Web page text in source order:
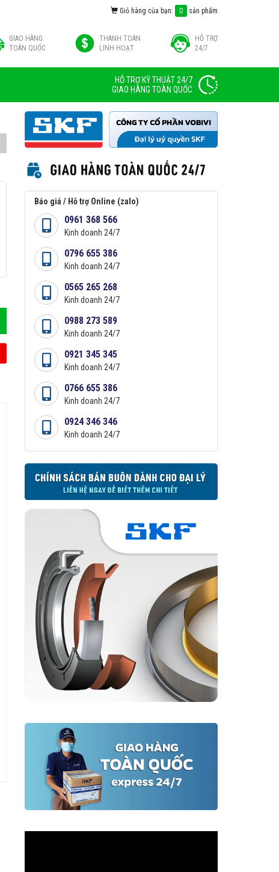
Giỏ hàng của bạn: 0 sản phẩm
GIAO HÀNG
TOÀN QUỐC
THANH TOÁN
LINH HOẠT
HỖ TRỢ
24/7
HỖ TRỢ KỸ THUẬT 24/7
GIAO HÀNG TOÀN QUỐC
Báo giá / Hỗ trợ Online (zalo)
0961 368 566
Kinh doanh 24/7
0796 655 386
Kinh doanh 24/7
0565 265 268
Kinh doanh 24/7
0988 273 589
Kinh doanh 24/7
0921 345 345
Kinh doanh 24/7
0766 655 386
Kinh doanh 24/7
0924 346 346
Kinh doanh 24/7